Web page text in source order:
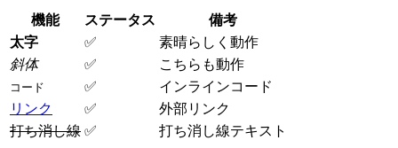
機能 ステータス
備考
太字
✅
素晴らしく動作
斜体
✅ こちらも動作
コード ✅
インラインコード
リンク
✅
外部リンク
打ち消し線 ✅ 打ち消し線テキスト